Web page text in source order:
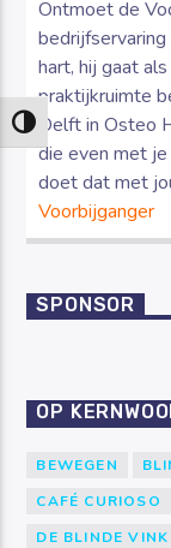
Keuze voor hoog
Ontmoet de
hart, hij gaat
praktijkruimte
Delft in Osteo
die even met
doet dat met
Voorbijganger
SPONSOR
OP
BEWEGEN
CAFÉ CURIOSO
DE BLINDE VINK